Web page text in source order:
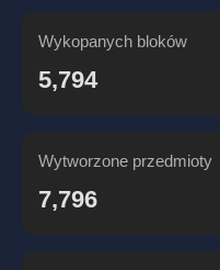
Wykopanych bloków
5,794
Wytworzone przedmioty
7,796